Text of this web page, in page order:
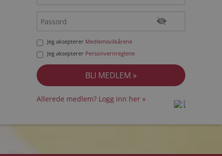
Jeg aksepterer Medlemsvilkårene
Jeg aksepterer Personvernreglene
Allerede medlem? Logg inn her »